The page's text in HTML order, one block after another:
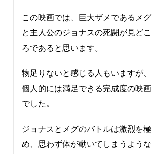
この映画では、巨大ザメであるメグ
と主人公のジョナスの死闘が見どこ
ろであると思います。
物足りないと感じる人もいますが、
個人的には満足できる完成度の映画
でした。
ジョナスとメグのバトルは激烈を極
め、思わず体が動いてしまうような